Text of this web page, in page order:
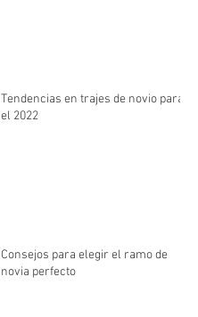
Tendencias en trajes de novio para
el 2022
Consejos para elegir el ramo de
novia perfecto